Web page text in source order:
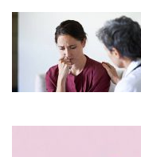
Periférica